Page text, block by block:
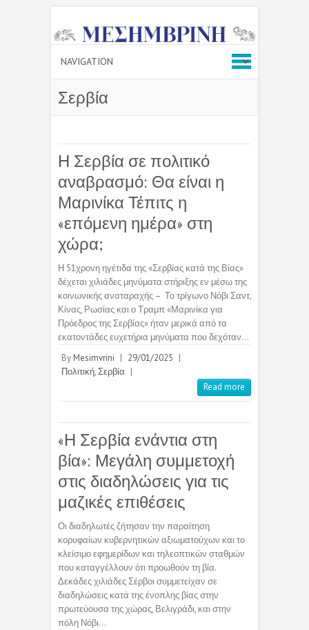
Σερβία
Η Σερβία σε πολιτικό
αναβρασμό: Θα είναι η
Μαρινίκα Τέπιτς η
«επόμενη ημέρα» στη
χώρα;
Η 51χρονη ηγέτιδα της «Σερβίας κατά της Βίας»
δέχεται χιλιάδες μηνύματα στήριξης εν μέσω της
κοινωνικής αναταραχής – Το τρίγωνο Νόβι Σαντ,
Κίνας, Ρωσίας και ο Τραμπ «Μαρινίκα για
Πρόεδρος της Σερβίας» ήταν μερικά από τα
εκατοντάδες ευχετήρια μηνύματα που δεχόταν…
By Mesimvrini | 29/01/2025 |
Πολιτική,Σερβία |
Read more
«Η Σερβία ενάντια στη
βία»: Μεγάλη συμμετοχή
στις διαδηλώσεις για τις
μαζικές επιθέσεις
Οι διαδηλωτές ζήτησαν την παραίτηση
κορυφαίων κυβερνητικών αξιωματούχων και το
κλείσιμο εφημερίδων και τηλεοπτικών σταθμών
που καταγγέλλουν ότι προωθούν τη βία.
Δεκάδες χιλιάδες Σέρβοι συμμετείχαν σε
διαδηλώσεις κατά της ένοπλης βίας στην
πρωτεύουσα της χώρας, Βελιγράδι, και στην
πόλη Νόβι…